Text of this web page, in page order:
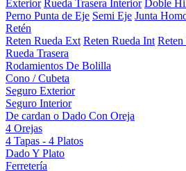
Exterior Rueda Trasera Interior Doble
Perno Punta de Eje Semi Eje Junta
Retén
Reten Rueda Ext Reten Rueda Int Reten
Rueda Trasera
Rodamientos De Bolilla
Cono / Cubeta
Seguro Exterior
Seguro Interior
De cardan o Dado Con Oreja
4 Orejas
4 Tapas - 4 Platos
Dado Y Plato
Ferretería